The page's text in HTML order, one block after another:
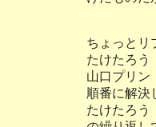
ちょっとリ
たけたろう
山口プリン
順番に解決
たけたろう